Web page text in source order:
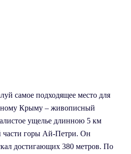
самое подходящее место для
Крыму – живописный
ущелье длинною 5 км
части горы Ай-Петри. Он
достигающих 380 метров. По